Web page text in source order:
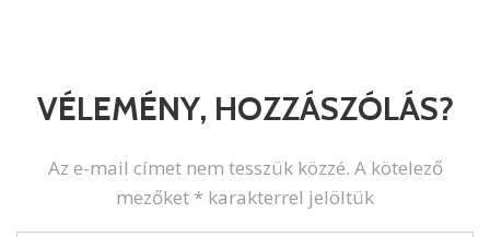
VÉLEMÉNY, HOZZÁSZÓLÁS?
Az e-mail címet nem tesszük közzé. A kötelező
mezőket * karakterrel jelöltük